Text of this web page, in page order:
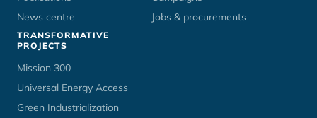
News centre
Jobs & procurements
TRANSFORMATIVE
PROJECTS
Mission 300
Universal Energy Access
Green Industrialization